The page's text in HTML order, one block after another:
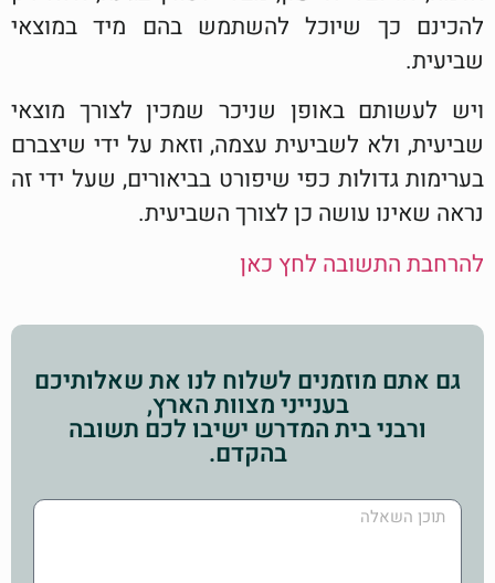
להכינם כך שיוכל להשתמש בהם מיד במוצאי
שביעית.
ויש לעשותם באופן שניכר שמכין לצורך מוצאי
שביעית, ולא לשביעית עצמה, וזאת על ידי שיצברם
בערימות גדולות כפי שיפורט בביאורים, שעל ידי זה
נראה שאינו עושה כן לצורך השביעית.
להרחבת התשובה לחץ כאן
גם אתם מוזמנים לשלוח לנו את שאלותיכם
בענייני מצוות הארץ,
ורבני בית המדרש ישיבו לכם תשובה
בהקדם.